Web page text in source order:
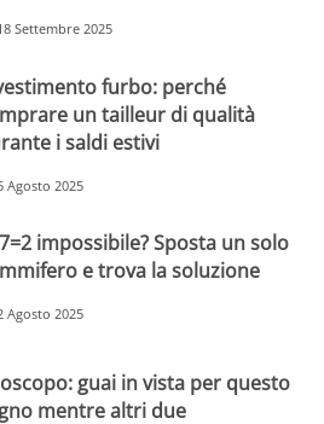
Settembre 2025
furbo: perché
un tailleur di qualità
i saldi estivi
Agosto 2025
impossibile? Sposta un solo
e trova la soluzione
Agosto 2025
guai in vista per questo
mentre altri due